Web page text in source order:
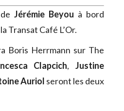
deJérémie Beyou à bord
Transat Café L’Or.
Boris Herrmann sur The
Clapcich, Justine
Auriol seront les deux